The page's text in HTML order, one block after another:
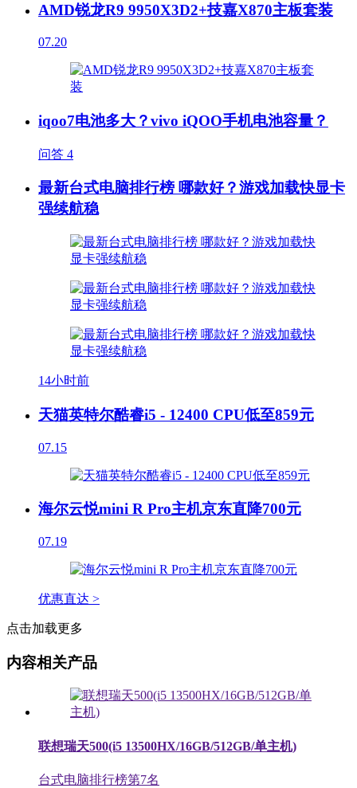
AMD锐龙R9 9950X3D2+技嘉X870主板套装
07.20
iqoo7电池多大？vivo iQOO手机电池容量？
问答 4
最新台式电脑排行榜 哪款好？游戏加载快显卡
强续航稳
14小时前
天猫英特尔酷睿i5 - 12400 CPU低至859元
07.15
海尔云悦mini R Pro主机京东直降700元
07.19
优惠直达 >
点击加载更多
内容相关产品
联想瑞天500(i5 13500HX/16GB/512GB/单主机)
台式电脑排行榜第7名